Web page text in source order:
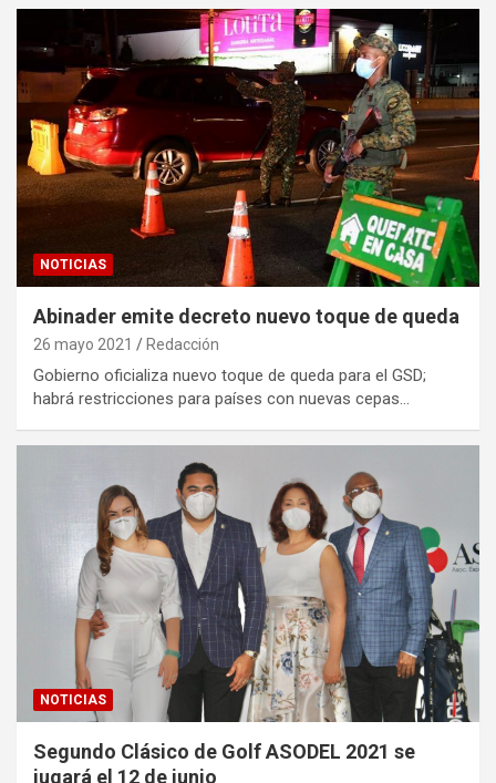
NOTICIAS
Abinader emite decreto nuevo toque de queda
26 mayo 2021 Redacción
Gobierno oficializa nuevo toque de queda para el GSD;
habrá restricciones para países con nuevas cepas…
NOTICIAS
Segundo Clásico de Golf ASODEL 2021 se
jugará el 12 de junio